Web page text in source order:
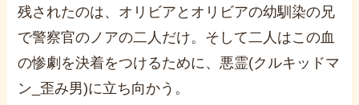
残されたのは、オリビアとオリビアの幼馴染の兄
で警察官のノアの二人だけ。そして二人はこの血
の惨劇を決着をつけるために、悪霊(クルキッドマ
ン _歪み男)に立ち向かう。